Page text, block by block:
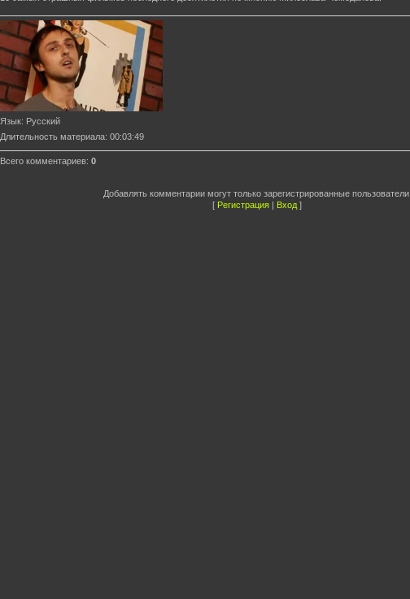
Язык: Русский
Длительность материала: 00:03:49
Всего комментариев: 0
Добавлять комментарии могут только зарегистрированные пользователи.
[ Регистрация | Вход ]